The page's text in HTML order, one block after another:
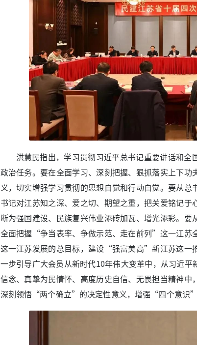
洪慧民指出，学习贯彻习近平总书记重要讲话和
政治任务。要在全面学习、深刻把握、狠抓落实上下
义，切实增强学习贯彻的思想自觉和行动自觉。要从
书记对江苏知之深、爱之切、期望之重，把关爱铭记
断为强国建设、民族复兴伟业添砖加瓦、增光添彩。
全面把握“争当表率、争做示范、走在前列”这一江苏
这一江苏发展的总目标，建设“强富美高”新江苏这一
一步引导广大会员从新时代10年伟大变革中，从习近
信念、真挚为民情怀、高度历史自信、无畏担当精神中
深刻领悟“两个确立”的决定性意义，增强“四个意